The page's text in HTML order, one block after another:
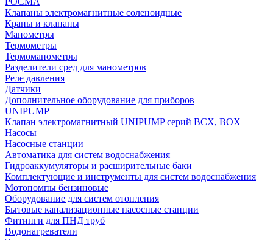
Клапаны электромагнитные соленоидные
Краны и клапаны
Манометры
Термометры
Термоманометры
Разделители сред для манометров
Реле давления
Датчики
Дополнительное оборудование для приборов
UNIPUMP
Клапан электромагнитный UNIPUMP серий BCX, BOX
Насосы
Насосные станции
Автоматика для систем водоснабжения
Гидроаккумуляторы и расширительные баки
Комплектующие и инструменты для систем водоснабжения
Мотопомпы бензиновые
Оборудование для систем отопления
Бытовые канализационные насосные станции
Фитинги для ПНД труб
Водонагреватели